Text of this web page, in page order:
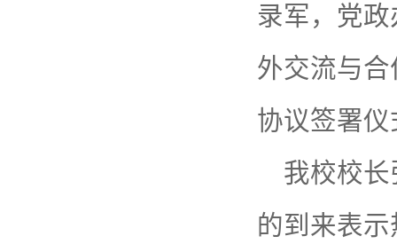
录军，党
外交流与
协议签署仪
我校校
的到来表